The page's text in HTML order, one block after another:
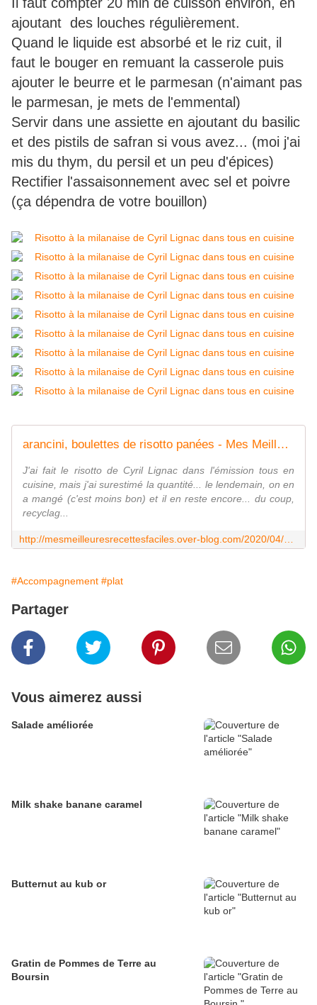
ajoutant des louches régulièrement.
Quand le liquide est absorbé et le riz cuit, il
faut le bouger en remuant la casserole puis
ajouter le beurre et le parmesan (n'aimant pas
le parmesan, je mets de l'emmental)
Servir dans une assiette en ajoutant du basilic
et des pistils de safran si vous avez... (moi j'ai
mis du thym, du persil et un peu d'épices)
Rectifier l'assaisonnement avec sel et poivre
(ça dépendra de votre bouillon)
arancini, boulettes de risotto panées - Mes Meilleures Recettes Faciles
J'ai fait le risotto de Cyril Lignac dans l'émission tous en
cuisine, mais j'ai surestimé la quantité... le lendemain, on en
a mangé (c'est moins bon) et il en reste encore... du coup,
recyclag...
#Accompagnement #plat
Partager
Vous aimerez aussi
Salade améliorée
Milk shake banane caramel
Butternut au kub or
Gratin de Pommes de Terre au
Boursin